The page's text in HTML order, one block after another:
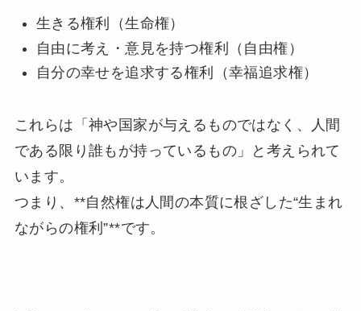
生きる権利（生命権）
自由に考え・意見を持つ権利（自由権）
自分の幸せを追求する権利（幸福追求権）
これらは「神や国家が与えるものではなく、人間
である限り誰もが持っているもの」と考えられて
います。
つまり、**自然権は人間の本質に根ざした“生まれ
ながらの権利”**です。